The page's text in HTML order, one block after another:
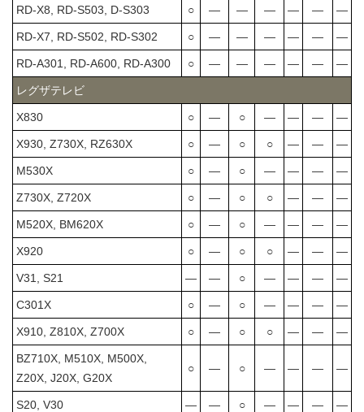
RD-X8, RD-S503, D-S303 ○ ― ― ― ― ― ―
RD-X7, RD-S502, RD-S302 ○ ― ― ― ― ― ―
RD-A301, RD-A600, RD-A300 ○ ― ― ― ― ― ―
レグザテレビ
X830 ○ ― ○ ― ― ― ―
X930, Z730X, RZ630X ○ ― ○ ○ ― ― ―
M530X ○ ― ○ ― ― ― ―
Z730X, Z720X ○ ― ○ ○ ― ― ―
M520X, BM620X ○ ― ○ ― ― ― ―
X920 ○ ― ○ ○ ― ― ―
V31, S21 ― ― ○ ― ― ― ―
C301X ○ ― ○ ― ― ― ―
X910, Z810X, Z700X ○ ― ○ ○ ― ― ―
BZ710X, M510X, M500X,
Z20X, J20X, G20X
○ ― ○ ― ― ― ―
S20, V30 ― ― ○ ― ― ― ―